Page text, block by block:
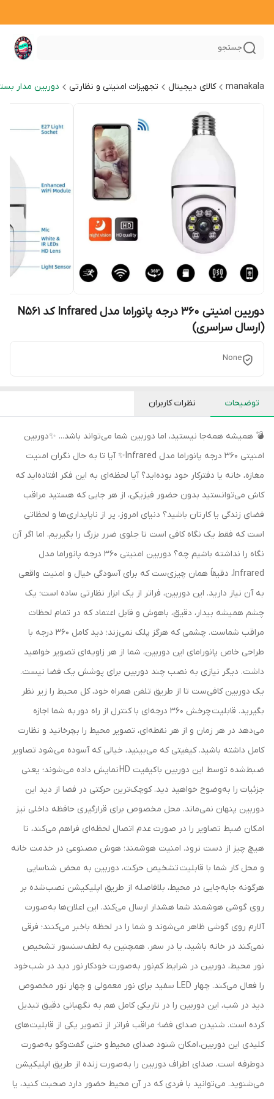
جستجو
manakala کالای دیجیتال تجهیزات امنیتی و نظارتی دوربین مدار
دوربین امنیتی 360 درجه پانوراما مدل Infrared کد N561
(ارسال سراسری)
None
توضیحات نظرات کاربران
💣 همیشه همه‌جا نیستید، اما دوربین شما می‌تواند باشد... ✨دوربین
امنیتی 360 درجه پانوراما مدل Infrared✨ آیا تا به حال نگران امنیت
مغازه، خانه یا دفترکار خود بوده‌اید؟ آیا لحظه‌ای به این فکر افتاده‌اید که
کاش می‌توانستید بدون حضور فیزیکی، از هر جایی که هستید مراقب
فضای زندگی یا کارتان باشید؟ دنیای امروز، پر از ناپایداری‌ها و لحظاتی
است که فقط یک نگاه کافی است تا جلوی ضرر بزرگ را بگیریم. اما اگر آن
نگاه را نداشته باشیم چه؟ دوربین امنیتی 360 درجه پانوراما مدل
Infrared، دقیقاً همان چیزی‌ست که برای آسودگی خیال و امنیت واقعی
به آن نیاز دارید. این دوربین، فراتر از یک ابزار نظارتی ساده است؛ یک
چشم همیشه بیدار، دقیق، باهوش و قابل اعتماد که در تمام لحظات
مراقب شماست. چشمی که هرگز پلک نمی‌زند؛ دید کامل 360 درجه با
طراحی خاص پانورامای این دوربین، شما از هر زاویه‌ای تصویر خواهید
داشت. دیگر نیازی به نصب چند دوربین برای پوشش یک فضا نیست.
یک دوربین کافی‌ست تا از طریق تلفن همراه خود، کل محیط را زیر نظر
بگیرید. قابلیت چرخش 360 درجه‌ای با کنترل از راه دور به شما اجازه
می‌دهد در هر زمان و از هر نقطه‌ای، تصویر محیط را بچرخانید و نظارت
کامل داشته باشید. کیفیتی که می‌بینید، خیالی که آسوده می‌شود تصاویر
ضبط‌شده توسط این دوربین با کیفیت HD نمایش داده می‌شوند؛ یعنی
جزئیات را به‌وضوح خواهید دید. کوچک‌ترین حرکتی در فضا از دید این
دوربین پنهان نمی‌ماند. محل مخصوص برای قرارگیری حافظه داخلی نیز
امکان ضبط تصاویر را در صورت عدم اتصال لحظه‌ای فراهم می‌کند، تا
هیچ چیز از دست نرود. امنیت هوشمند؛ هوش مصنوعی در خدمت خانه
و محل کار شما با قابلیت تشخیص حرکت، دوربین به محض شناسایی
هرگونه جابه‌جایی در محیط، بلافاصله از طریق اپلیکیشن نصب‌شده بر
روی گوشی هوشمند شما هشدار ارسال می‌کند. این اعلان‌ها به‌صورت
آلارم روی گوشی ظاهر می‌شوند و شما را در لحظه باخبر می‌کنند؛ فرقی
نمی‌کند در خانه باشید، یا در سفر. همچنین به لطف سنسور تشخیص
نور محیط، دوربین در شرایط کم‌نور به‌صورت خودکار نور دید در شب خود
را فعال می‌کند. چهار LED سفید برای نور معمولی و چهار نور مخصوص
دید در شب، این دوربین را در تاریکی کامل هم به نگهبانی دقیق تبدیل
کرده است. شنیدن صدای فضا؛ مراقب فراتر از تصویر یکی از قابلیت‌های
کلیدی این دوربین، امکان شنود صدای محیط و حتی گفت‌وگو به‌صورت
دوطرفه است. صدای اطراف دوربین را به‌صورت زنده از طریق اپلیکیشن
می‌شنوید. می‌توانید با فردی که در آن محیط حضور دارد صحبت کنید، یا